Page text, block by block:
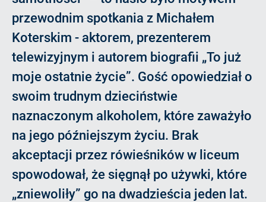
przewodnim spotkania z Michałem
Koterskim - aktorem, prezenterem
telewizyjnym i autorem biografii „To już
moje ostatnie życie”. Gość opowiedział o
swoim trudnym dzieciństwie
naznaczonym alkoholem, które zaważyło
na jego późniejszym życiu. Brak
akceptacji przez rówieśników w liceum
spowodował, że sięgnął po używki, które
„zniewoliły” go na dwadzieścia jeden lat.